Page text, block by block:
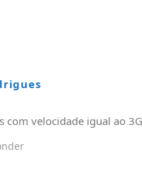
com velocidade igual ao